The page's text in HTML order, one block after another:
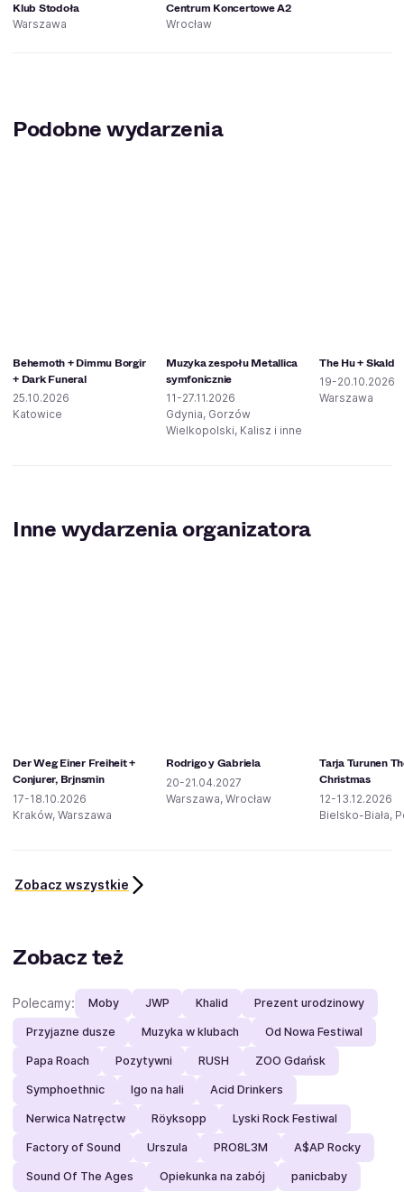
Klub Stodoła
Warszawa
Centrum Koncertowe A2
Wrocław
Podobne wydarzenia
Behemoth + Dimmu Borgir
+ Dark Funeral
25.10.2026
Katowice
Muzyka zespołu Metallica
symfonicznie
11-27.11.2026
Gdynia, Gorzów
Wielkopolski, Kalisz i inne
The Hu + Skald
19-20.10.2026
Warszawa
Inne wydarzenia organizatora
Der Weg Einer Freiheit +
Conjurer, Brjnsmin
17-18.10.2026
Kraków, Warszawa
Rodrigo y Gabriela
20-21.04.2027
Warszawa, Wrocław
Tarja Turunen
Christmas
12-13.12.2026
Bielsko-Biała,
Zobacz wszystkie
Zobacz też
Polecamy: Moby JWP Khalid Prezent urodzinowy
Przyjazne dusze Muzyka w klubach Od Nowa Festiwal
Papa Roach Pozytywni RUSH ZOO Gdańsk
Symphoethnic Igo na hali Acid Drinkers
Nerwica Natręctw Röyksopp Lyski Rock Festiwal
Factory of Sound Urszula PRO8L3M A$AP Rocky
Sound Of The Ages Opiekunka na zabój panicbaby